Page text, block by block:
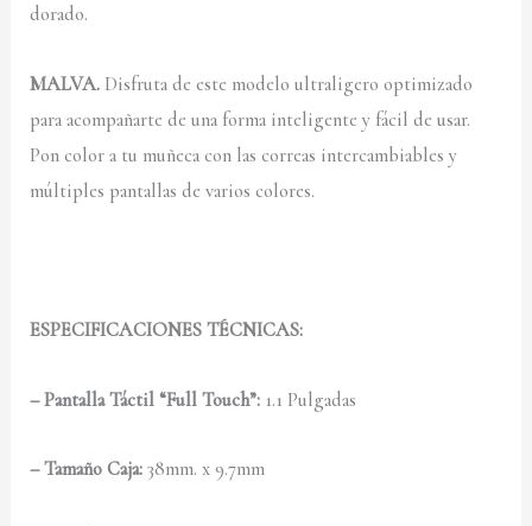
dorado.
MALVA. Disfruta de este modelo ultraligero optimizado
para acompañarte de una forma inteligente y fácil de usar.
Pon color a tu muñeca con las correas intercambiables y
múltiples pantallas de varios colores.
ESPECIFICACIONES TÉCNICAS:
– Pantalla Táctil “FullTouch”: 1.1 Pulgadas
– Tamaño Caja:38mm. x 9.7mm